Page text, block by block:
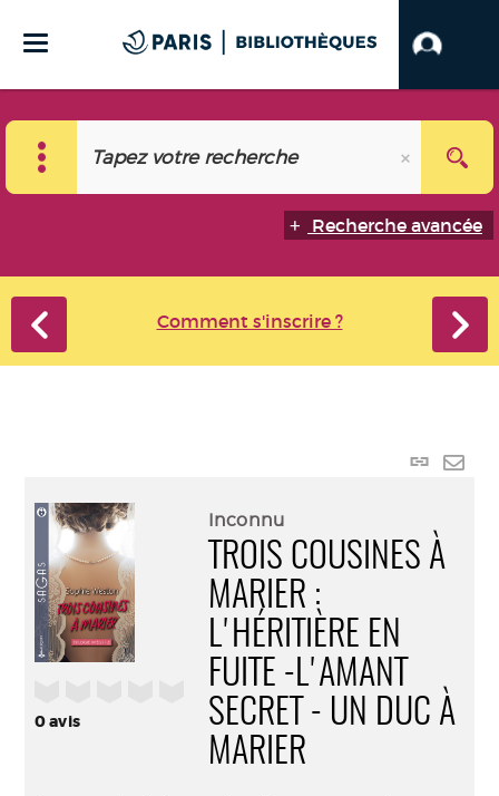
Recherche avancée
Comment s'inscrire ?
Lien
0avis
Inconnu
TROIS COUSINES À
MARIER :
L'HÉRITIÈRE EN
FUITE -L'AMANT
SECRET - UN DUC À
MARIER